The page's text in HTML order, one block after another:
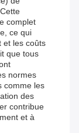
complet
ce qui
et les coûts
que tous
normes
comme les
des
contribue
et à